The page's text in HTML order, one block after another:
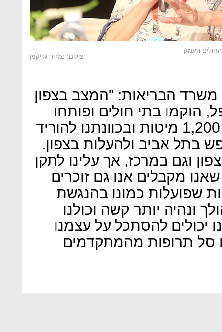
החולים העמק
צילום: נמרוד גליקמן
הבריאות: "המצב בצפון
הוקמו בתי חולים ופותחו
בתי חולים. לנו יש תוספת של 1,200 מיטות ובכוונתנו להוריד
המיטות ל-1,000 נפש בתל אביב ולהעלות בצפון.
וגם במרכז, אך עלינו לתקן
מקבלים אנו גם זוכרים
שפועלות כמונו בהנגשת
ונהיה יותר קשה וכולנו
יכולים להסתכל על עצמנו
סל תרופות מהמתקדמים